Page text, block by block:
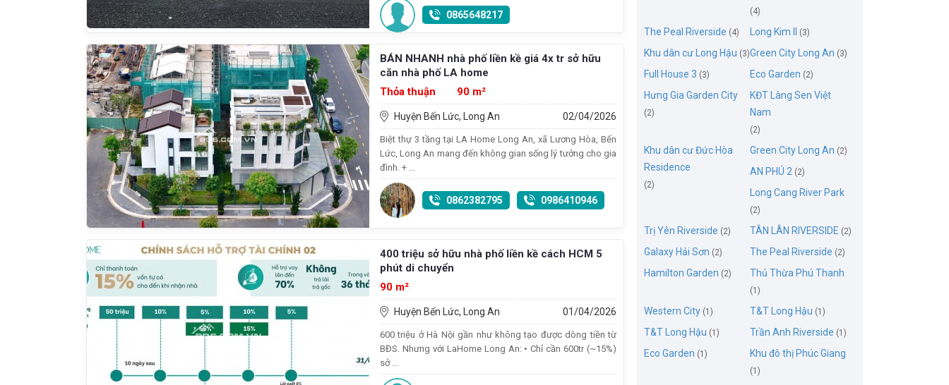
0865648217
BÁN NHANH nhà phố liền kề giá 4x tr sở hữu
căn nhà phố LA home
Thỏa thuận
90 m²
Huyện Bến Lức, Long An 02/04/2026
Biệt thự 3 tầng tại LA Home Long An, xã Lương Hòa, Bến
Lức, Long An mang đến không gian sống lý tưởng cho gia
đình. + ...
0862382795 0986410946
400 triệu sở hữu nhà phố liền kề cách HCM 5
phút di chuyển
90 m²
Huyện Bến Lức, Long An 01/04/2026
600 triệu ở Hà Nội gần như không tạo được dòng tiền từ
BĐS. Nhưng với LaHome Long An: • Chỉ cần 600tr (~15%)
sở ...
(4)
The Peal Riverside (4) Long Kim II (3)
Khu dân cư Long Hậu (3)Green City Long An (3)
Full House 3 (3) Eco Garden (2)
Hưng Gia Garden City
(2)
KĐT Làng Sen Việt
Nam
(2)
Khu dân cư Đức Hòa
Residence
(2)
Green City Long An (2)
AN PHÚ 2 (2)
Long Cang River Park
(2)
Trị Yên Riverside (2) TÂN LÂN RIVERSIDE (2)
Galaxy Hải Sơn (2) The Peal Riverside (2)
Hamilton Garden (2) Thủ Thừa Phú Thanh
(1)
Western City (1) T&T Long Hậu (1)
T&T Long Hậu (1) Trần Anh Riverside (1)
Eco Garden (1) Khu đô thị Phúc Giang
(1)